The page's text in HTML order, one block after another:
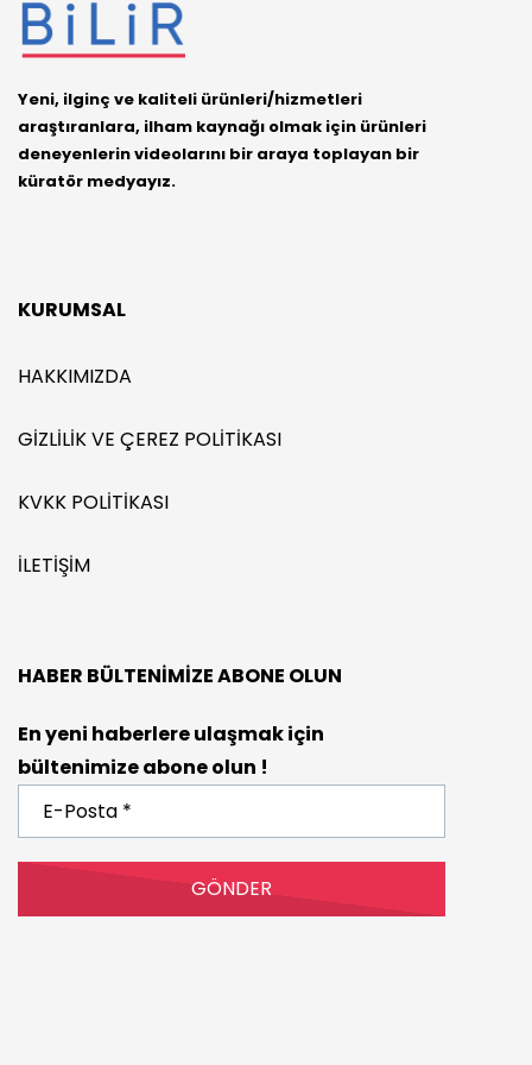
Yeni, ilginç ve kaliteli ürünleri/hizmetleri
araştıranlara, ilham kaynağı olmak için ürünleri
deneyenlerin videolarını bir araya toplayan bir
küratör medyayız.
KURUMSAL
HAKKIMIZDA
GIZLILIK VE ÇEREZ POLITIKASI
KVKK POLITIKASI
İLETIŞIM
HABER BÜLTENIMIZE ABONE OLUN
En yeni haberlere ulaşmak için
bültenimize abone olun !
Posta
*